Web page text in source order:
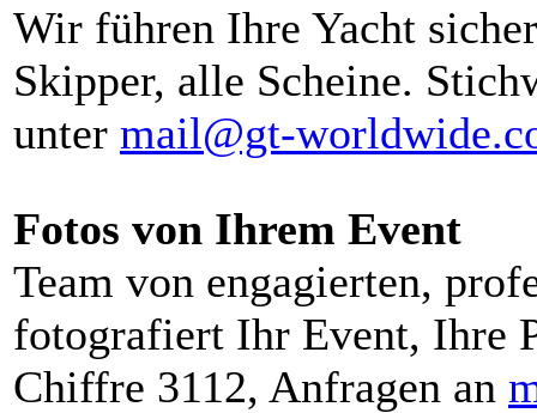
Wir führen Ihre Yacht
Skipper, alle Scheine.
unter mail@gt-
Fotos von Ihrem Event
Team von engagierten,
fotografiert Ihr Event, Ihre
Chiffre 3112, Anfragen an